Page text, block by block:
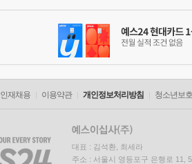
인재채용 이용약관 개인정보처리방침 청소년보
대표 : 김석환, 최세라
주소 : 서울시 영등포구 은행로 11,